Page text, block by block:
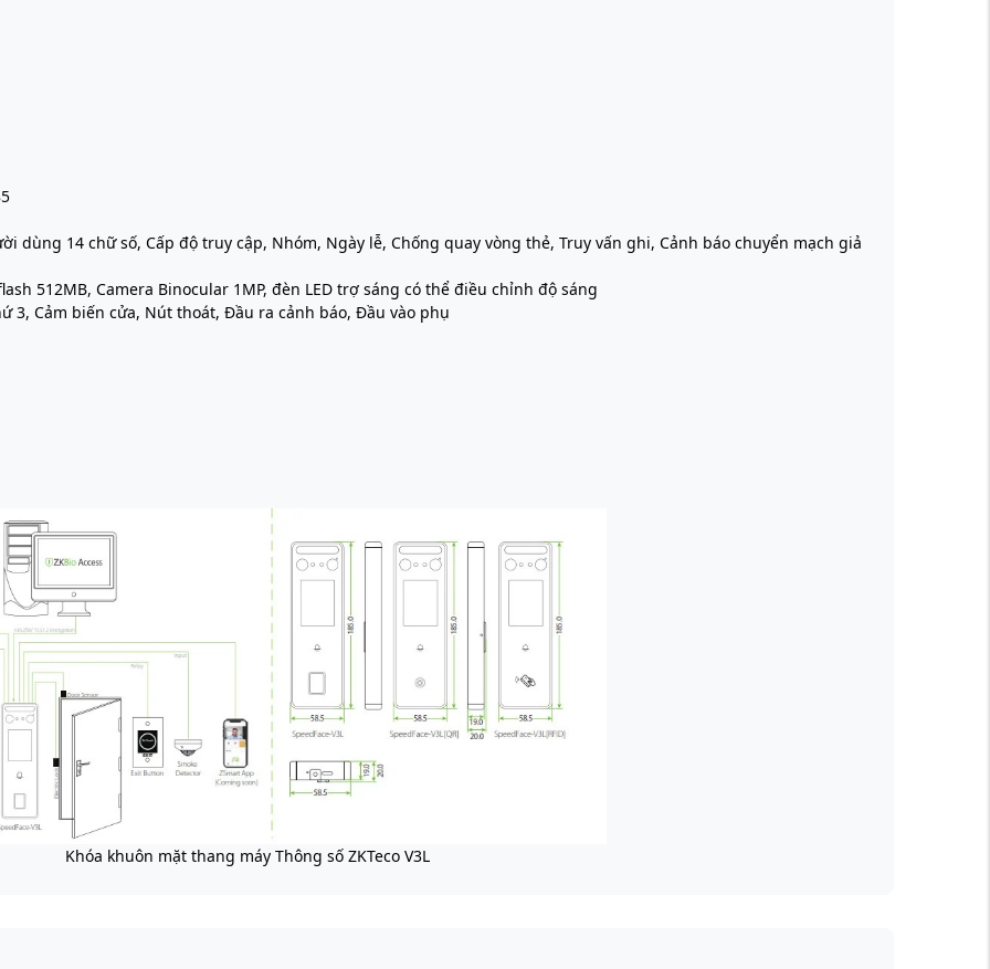
dùng 14 chữ số, Cấp độ truy cập, Nhóm, Ngày lễ, Chống quay vòng thẻ, Truy vấn ghi, Cảnh báo chuyển mạch giả
512MB, Camera Binocular 1MP, đèn LED trợ sáng có thể điều chỉnh độ sáng
3, Cảm biến cửa, Nút thoát, Đầu ra cảnh báo, Đầu vào phụ
Khóa khuôn mặt thang máy Thông số ZKTeco V3L